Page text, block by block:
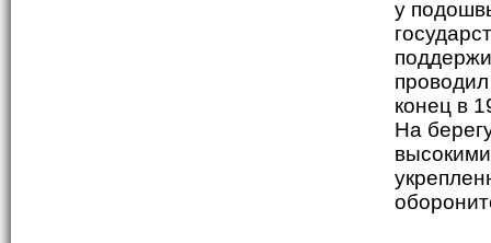
у
конец в
На